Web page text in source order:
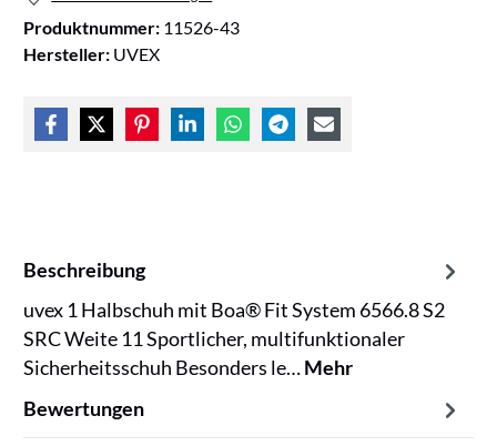
Produktnummer: 11526-43
Hersteller: UVEX
Beschreibung
uvex 1 Halbschuh mit Boa® Fit System 6566.8 S2
SRC Weite 11 Sportlicher, multifunktionaler
Sicherheitsschuh Besonders le…Mehr
Bewertungen